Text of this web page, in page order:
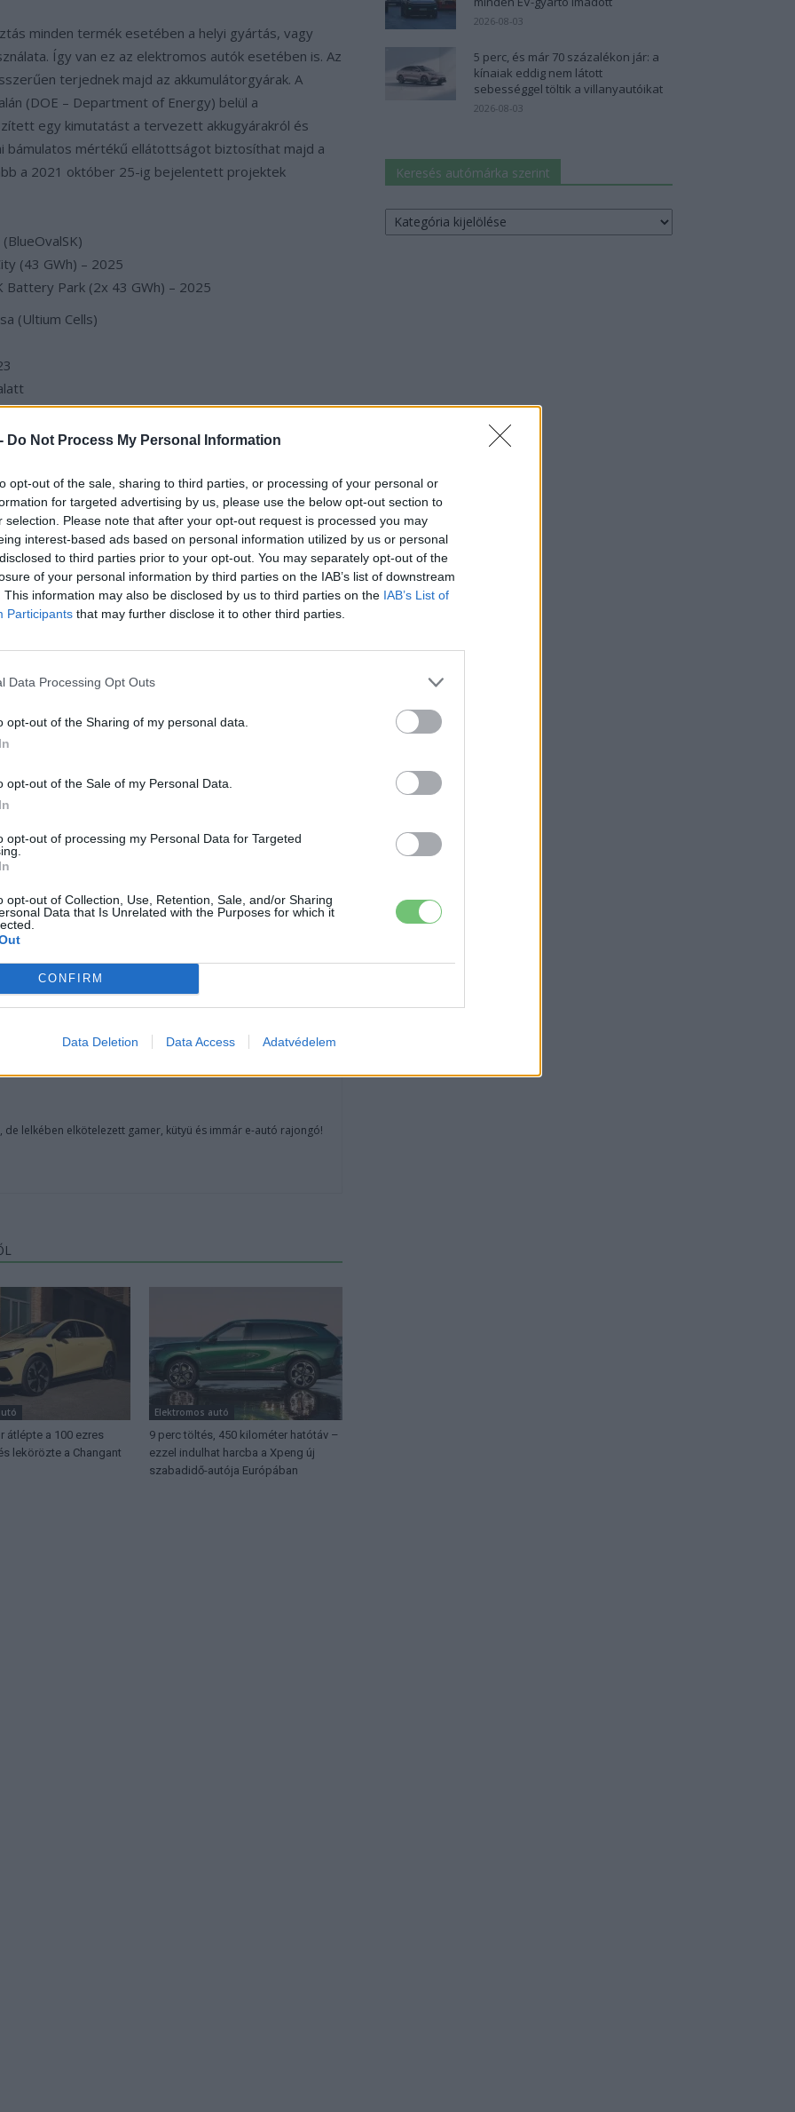
Do Not Process My Personal Information
opt-out of the sale, sharing to third parties, or processing of your personal or
for targeted advertising by us, please use the below opt-out section to
selection. Please note that after your opt-out request is processed you may
interest-based ads based on personal information utilized by us or personal
to third parties prior to your opt-out. You may separately opt-out of the
of your personal information by third parties on the IAB’s list of downstream
This information may also be disclosed by us to third parties on the IAB’s List of
Participants that may further disclose it to other third parties.
Data Processing Opt Outs
opt-out of the Sharing of my personal data.
opt-out of the Sale of my Personal Data.
opt-out of processing my Personal Data for Targeted
opt-out of Collection, Use, Retention, Sale, and/or Sharing
Data that Is Unrelated with the Purposes for which it
CONFIRM
Data Deletion Data Access Adatvédelem
minden termék esetében a helyi gyártás, vagy
Így van ez az elektromos autók esetében is. Az
terjednek majd az akkumulátorgyárak. A
(DOE – Department of Energy) belül a
egy kimutatást a tervezett akkugyárakról és
bámulatos mértékű ellátottságot biztosíthat majd a
a 2021 október 25-ig bejelentett projektek
(BlueOvalSK)
(43 GWh) – 2025
Battery Park (2x 43 GWh) – 2025
(Ultium Cells)
ottani leányvállalata:
– 2022 elején
– 2023
40 GWh – 2024
GWh (akár 40 GWh) – 2025
Carolina – 2025
áll majd rendelkezésre nagyjából 300 GWh
nincs benne a Tesla saját akkugyára és annak
mutathat majd fel.
és autóipari cégcsoport fontolgatja
Egy dolog biztos, az elektromos járművek
további tartalmakért!
Elektromos autó USA
de lelkében elkötelezett gamer, kütyü és immár e-autó rajongó!
átlépte a 100 ezres
lekörözte a Changant
Elektromos autó
9 perc töltés, 450 kilométer hatótáv –
ezzel indulhat harcba a Xpeng új
szabadidő-autója Európában
2026-08-03
5 perc, és már 70 százalékon jár: a
kínaiak eddig nem látott
sebességgel töltik a villanyautóikat
2026-08-03
Keresés autómárka szerint
Keresés
autómárka